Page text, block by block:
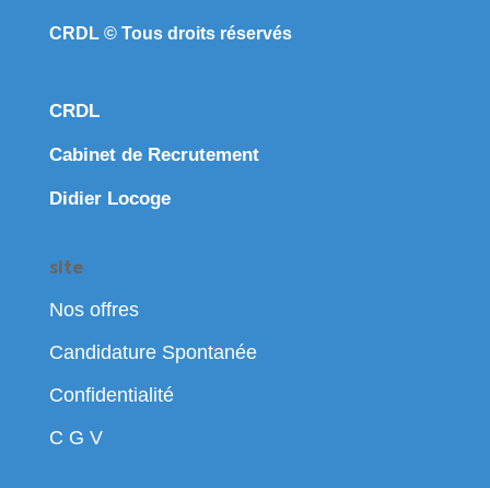
CRDL © Tous droits réservés
CRDL
Cabinet de Recrutement
Didier Locoge
site
Nos offres
Candidature Spontanée
Confidentialité
C G V